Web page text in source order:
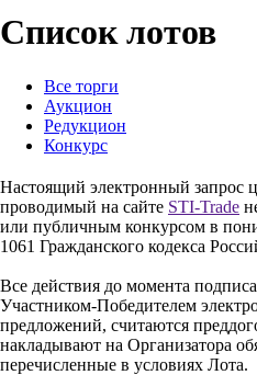
Список лотов
Все торги
Аукцион
Редукцион
Конкурс
Настоящий электронный запрос
проводимый на сайте STI-Trade
или публичным конкурсом в
1061 Гражданского кодекса
Все действия до момента
Участником-Победителем
предложений, считаются
накладывают на Организатора
перечисленные в условиях Лота.